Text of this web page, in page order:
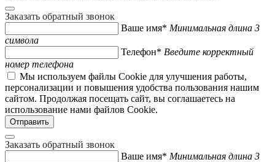
Заказать обратный звонок
Ваше имя* Минимальная длина 3
символа
Телефон* Введите корректный
номер телефона
Мы используем файлы Cookie для улучшения работы,
персонализации и повышения удобства пользования нашим
сайтом. Продолжая посещать сайт, вы соглашаетесь на
использование нами файлов Cookie.
Заказать обратный звонок
Ваше имя* Минимальная длина 3